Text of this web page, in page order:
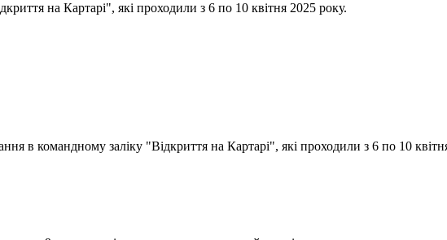
на Картарі", які проходили з 6 по 10 квітня 2025 року.
в командному заліку "Відкриття на Картарі", які проходили з 6 по 10